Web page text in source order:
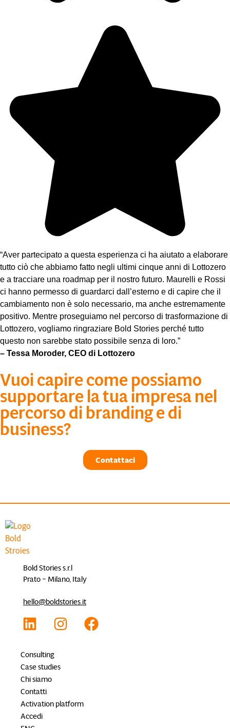
“Aver partecipato a questa esperienza ci ha aiutato a elaborare
tutto ciò che abbiamo fatto negli ultimi cinque anni di Lottozero
e a tracciare una roadmap per il nostro futuro. Maurelli e Rossi
ci hanno permesso di guardarci dall’esterno e di capire che il
cambiamento non è solo necessario, ma anche estremamente
positivo. Mentre proseguiamo nel percorso di trasformazione di
Lottozero, vogliamo ringraziare Bold Stories perché tutto
questo non sarebbe stato possibile senza di loro.”
– Tessa Moroder, CEO di Lottozero
Vuoi capire come possiamo
supportare la tua impresa nel
percorso di branding e di
business?
Contattaci
Bold Stories s.r.l
Prato – Milano, Italy
hello@boldstories.it
Consulting
Case studies
Chi siamo
Contatti
Activation platform
Accedi